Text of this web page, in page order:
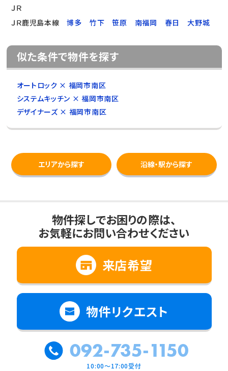
ＪＲ
ＪＲ鹿児島本線
博多 竹下 笹原 南福岡 春日 大野城
似た条件で物件を探す
オートロック × 福岡市南区
システムキッチン × 福岡市南区
デザイナーズ × 福岡市南区
エリアから探す 沿線・駅から探す
物件探しでお困りの際は、
お気軽にお問い合わせください
来店希望
物件リクエスト
092-735-1150
10:00～17:00受付